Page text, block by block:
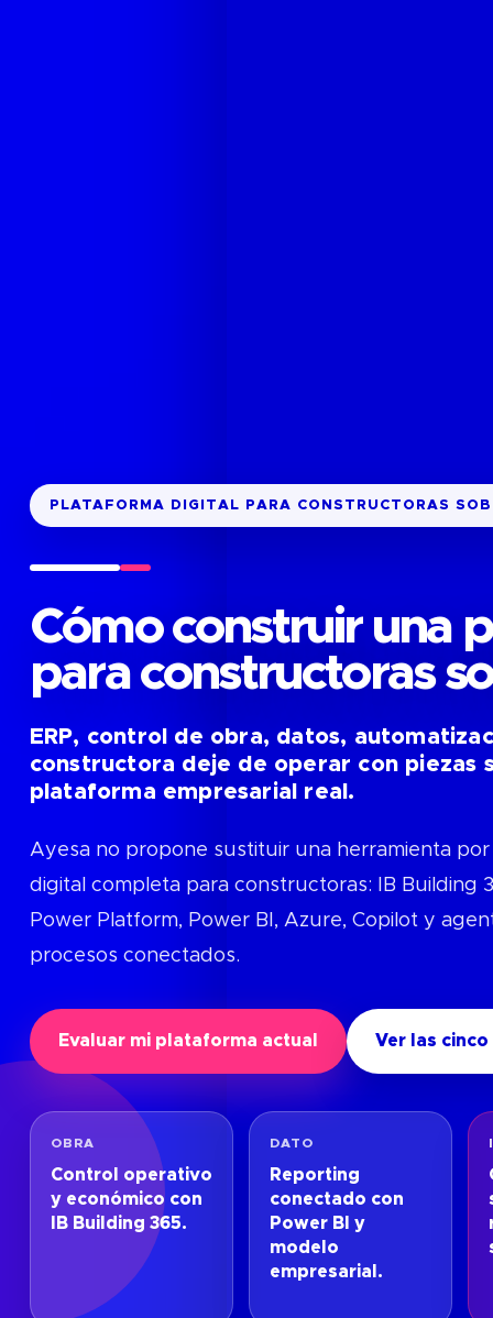
PLATAFORMA DIGITAL PARA CONSTRUCTORAS
Cómo construir una
para constructoras
ERP, control de obra, datos,
constructora deje de operar con piezas
plataforma empresarial real.
Ayesa no propone sustituir una herramienta
digital completa para constructoras: IB Building
Power Platform, Power BI, Azure, Copilot y
procesos conectados.
Evaluar mi plataforma actual Ver las cinco
OBRA
Control operativo
y económico con
IB Building 365.
DATO
Reporting
conectado con
Power BI y
modelo
empresarial.